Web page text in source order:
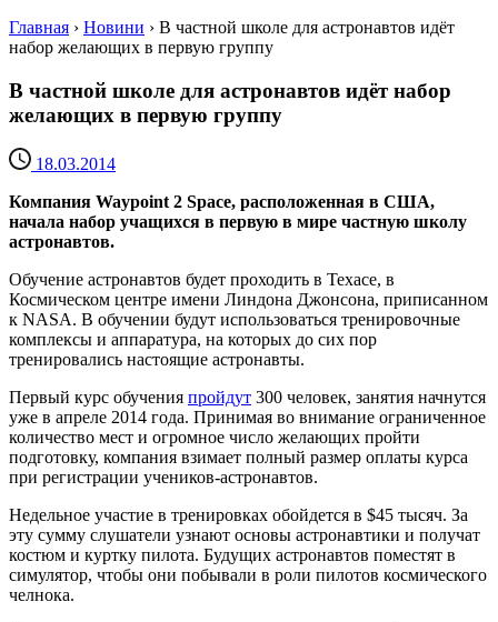
Главная › Новини › В частной школе для астронавтов идёт
набор желающих в первую группу
В частной школе для астронавтов идёт набор
желающих в первую группу
18.03.2014
Компания Waypoint 2 Space, расположенная в США,
начала набор учащихся в первую в мире частную школу
астронавтов.
Обучение астронавтов будет проходить в Техасе, в
Космическом центре имени Линдона Джонсона, приписанном
к NASA. В обучении будут использоваться тренировочные
комплексы и аппаратура, на которых до сих пор
тренировались настоящие астронавты.
Первый курс обучения пройдут 300 человек, занятия начнутся
уже в апреле 2014 года. Принимая во внимание ограниченное
количество мест и огромное число желающих пройти
подготовку, компания взимает полный размер оплаты курса
при регистрации учеников-астронавтов.
Недельное участие в тренировках обойдется в $45 тысяч. За
эту сумму слушатели узнают основы астронавтики и получат
костюм и куртку пилота. Будущих астронавтов поместят в
симулятор, чтобы они побывали в роли пилотов космического
челнока.